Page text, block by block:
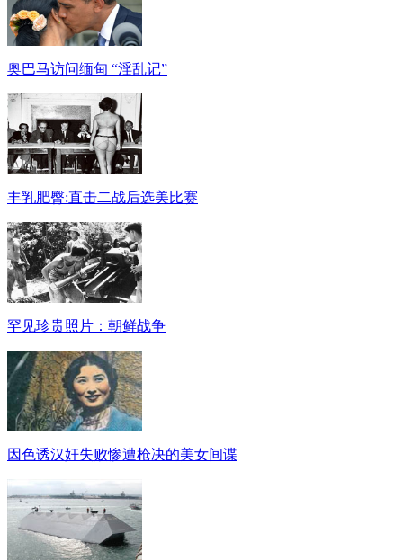
奥巴马访问缅甸 “淫乱记”
丰乳肥臀:直击二战后选美比赛
罕见珍贵照片：朝鲜战争
因色诱汉奸失败惨遭枪决的美女间谍